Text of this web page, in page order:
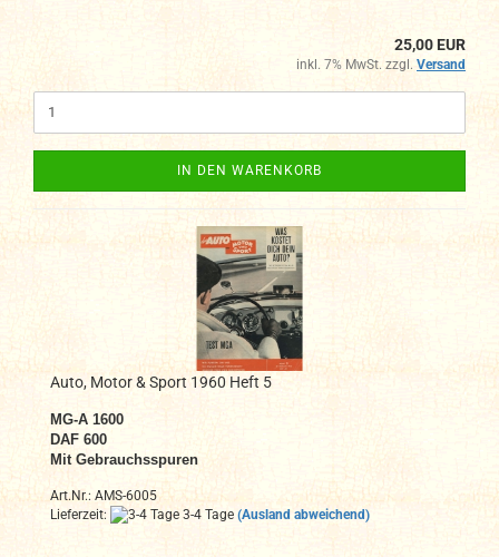
25,00 EUR
inkl. 7% MwSt. zzgl. Versand
IN DEN WARENKORB
Auto, Motor & Sport 1960 Heft 5
MG-A 1600
DAF 600
Mit Gebrauchsspuren
Art.Nr.: AMS-6005
Lieferzeit:
3-4 Tage (Ausland abweichend)